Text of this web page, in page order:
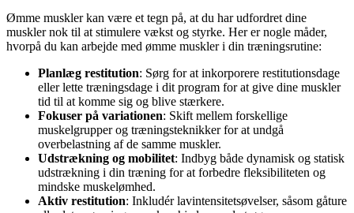
Ømme muskler kan være et tegn på, at du har udfordret dine
muskler nok til at stimulere vækst og styrke. Her er nogle måder,
hvorpå du kan arbejde med ømme muskler i din træningsrutine:
Planlæg restitution: Sørg for at inkorporere restitutionsdage
eller lette træningsdage i dit program for at give dine muskler
tid til at komme sig og blive stærkere.
Fokuser på variationen: Skift mellem forskellige
muskelgrupper og træningsteknikker for at undgå
overbelastning af de samme muskler.
Udstrækning og mobilitet: Indbyg både dynamisk og statisk
udstrækning i din træning for at forbedre fleksibiliteten og
mindske muskelømhed.
Aktiv restitution: Inkludér lavintensitetsøvelser, såsom gåture